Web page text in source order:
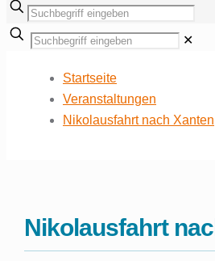
✕
Startseite
Veranstaltungen
Nikolausfahrt nach Xanten
Nikolausfahrt